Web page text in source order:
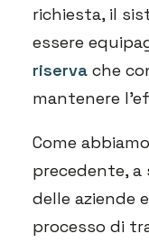
richiesta, il
essere
riserva che
mantenere
Come
precedente, a
delle aziende
processo di